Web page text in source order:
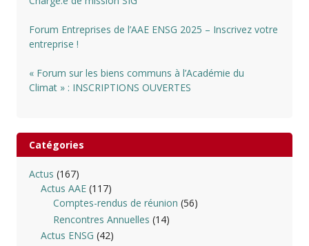
Forum Entreprises de l’AAE ENSG 2025 – Inscrivez votre
entreprise !
« Forum sur les biens communs à l’Académie du
Climat » : INSCRIPTIONS OUVERTES
Catégories
Actus (167)
Actus AAE (117)
Comptes-rendus de réunion (56)
Rencontres Annuelles (14)
Actus ENSG (42)